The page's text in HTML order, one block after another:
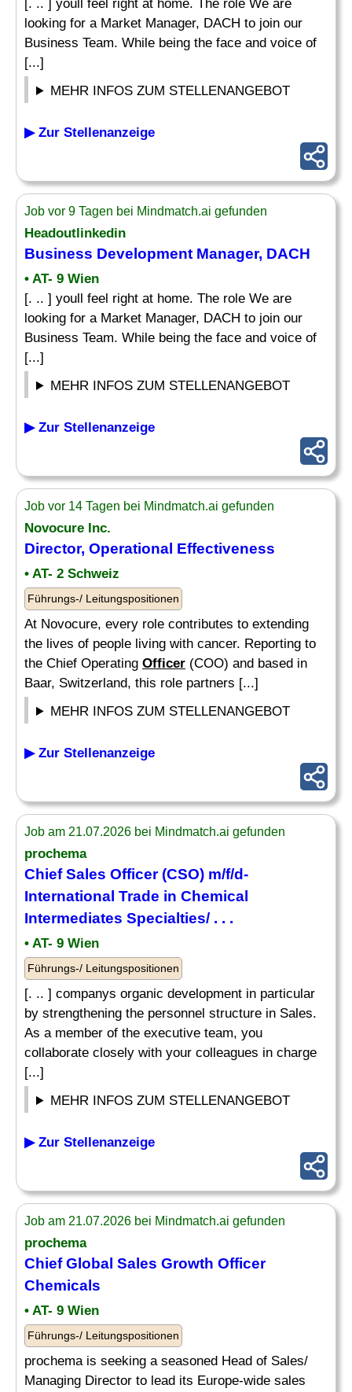
[. .. ] youll feel right at home. The role We are
looking for a Market Manager, DACH to join our
Business Team. While being the face and voice of
[...]
MEHR INFOS ZUM STELLENANGEBOT
▶ Zur Stellenanzeige
Job vor 9 Tagen bei Mindmatch.ai gefunden
Headoutlinkedin
Business Development Manager, DACH
• AT- 9 Wien
[. .. ] youll feel right at home. The role We are
looking for a Market Manager, DACH to join our
Business Team. While being the face and voice of
[...]
MEHR INFOS ZUM STELLENANGEBOT
▶ Zur Stellenanzeige
Job vor 14 Tagen bei Mindmatch.ai gefunden
Novocure Inc.
Director, Operational Effectiveness
• AT- 2 Schweiz
Führungs-/ Leitungspositionen
At Novocure, every role contributes to extending
the lives of people living with cancer. Reporting to
the Chief Operating Officer (COO) and based in
Baar, Switzerland, this role partners [...]
MEHR INFOS ZUM STELLENANGEBOT
▶ Zur Stellenanzeige
Job am 21.07.2026 bei Mindmatch.ai gefunden
prochema
Chief Sales Officer(CSO) m/f/d-
International Trade in Chemical
Intermediates Specialties/ . . .
• AT- 9 Wien
Führungs-/ Leitungspositionen
[. .. ] companys organic development in particular
by strengthening the personnel structure in Sales.
As a member of the executive team, you
collaborate closely with your colleagues in charge
[...]
MEHR INFOS ZUM STELLENANGEBOT
▶ Zur Stellenanzeige
Job am 21.07.2026 bei Mindmatch.ai gefunden
prochema
Chief Global Sales Growth Officer
Chemicals
• AT- 9 Wien
Führungs-/ Leitungspositionen
prochema is seeking a seasoned Head of Sales/
Managing Director to lead its Europe-wide sales